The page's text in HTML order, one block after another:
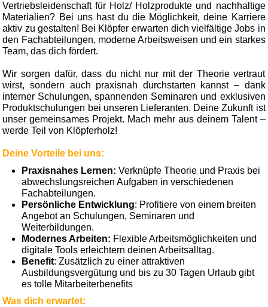
Vertriebsleidenschaft für Holz/ Holzprodukte und nachhaltige
Materialien? Bei uns hast du die Möglichkeit, deine Karriere
aktiv zu gestalten! Bei Klöpfer erwarten dich vielfältige Jobs in
den Fachabteilungen, moderne Arbeitsweisen und ein starkes
Team, das dich fördert.
Wir sorgen dafür, dass du nicht nur mit der Theorie vertraut
wirst, sondern auch praxisnah durchstarten kannst – dank
interner Schulungen, spannenden Seminaren und exklusiven
Produktschulungen bei unseren Lieferanten. Deine Zukunft ist
unser gemeinsames Projekt. Mach mehr aus deinem Talent –
werde Teil von Klöpferholz!
Deine Vorteile bei uns:
Praxisnahes Lernen: Verknüpfe Theorie und Praxis bei
abwechslungsreichen Aufgaben in verschiedenen
Fachabteilungen.
Persönliche Entwicklung: Profitiere von einem breiten
Angebot an Schulungen, Seminaren und
Weiterbildungen.
Modernes Arbeiten: Flexible Arbeitsmöglichkeiten und
digitale Tools erleichtern deinen Arbeitsalltag.
Benefit: Zusätzlich zu einer attraktiven
Ausbildungsvergütung und bis zu 30 Tagen Urlaub gibt
es tolle Mitarbeiterbenefits
Was dich erwartet: